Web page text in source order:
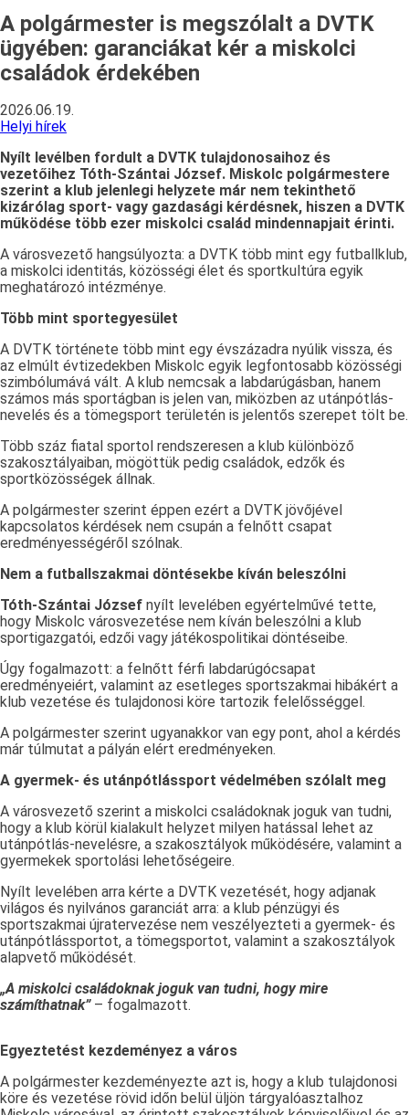
A polgármester is megszólalt a DVTK
ügyében: garanciákat kér a miskolci
családok érdekében
2026.06.19.
Helyi hírek
Nyílt levélben fordult a DVTK tulajdonosaihoz és
vezetőihez Tóth-Szántai József. Miskolc polgármestere
szerint a klub jelenlegi helyzete már nem tekinthető
kizárólag sport- vagy gazdasági kérdésnek, hiszen a DVTK
működése több ezer miskolci család mindennapjait érinti.
A városvezető hangsúlyozta: a DVTK több mint egy futballklub,
a miskolci identitás, közösségi élet és sportkultúra egyik
meghatározó intézménye.
Több mint sportegyesület
A DVTK története több mint egy évszázadra nyúlik vissza, és
az elmúlt évtizedekben Miskolc egyik legfontosabb közösségi
szimbólumává vált. A klub nemcsak a labdarúgásban, hanem
számos más sportágban is jelen van, miközben az utánpótlás-
nevelés és a tömegsport területén is jelentős szerepet tölt be.
Több száz fiatal sportol rendszeresen a klub különböző
szakosztályaiban, mögöttük pedig családok, edzők és
sportközösségek állnak.
A polgármester szerint éppen ezért a DVTK jövőjével
kapcsolatos kérdések nem csupán a felnőtt csapat
eredményességéről szólnak.
Nem a futballszakmai döntésekbe kíván beleszólni
Tóth-Szántai József nyílt levelében egyértelművé tette,
hogy Miskolc városvezetése nem kíván beleszólni a klub
sportigazgatói, edzői vagy játékospolitikai döntéseibe.
Úgy fogalmazott: a felnőtt férfi labdarúgócsapat
eredményeiért, valamint az esetleges sportszakmai hibákért a
klub vezetése és tulajdonosi köre tartozik felelősséggel.
A polgármester szerint ugyanakkor van egy pont, ahol a kérdés
már túlmutat a pályán elért eredményeken.
A gyermek- és utánpótlássport védelmében szólalt meg
A városvezető szerint a miskolci családoknak joguk van tudni,
hogy a klub körül kialakult helyzet milyen hatással lehet az
utánpótlás-nevelésre, a szakosztályok működésére, valamint a
gyermekek sportolási lehetőségeire.
Nyílt levelében arra kérte a DVTK vezetését, hogy adjanak
világos és nyilvános garanciát arra: a klub pénzügyi és
sportszakmai újratervezése nem veszélyezteti a gyermek- és
utánpótlássportot, a tömegsportot, valamint a szakosztályok
alapvető működését.
„A miskolci családoknak joguk van tudni, hogy mire
számíthatnak” – fogalmazott.
Egyeztetést kezdeményez a város
A polgármester kezdeményezte azt is, hogy a klub tulajdonosi
köre és vezetése rövid időn belül üljön tárgyalóasztalhoz